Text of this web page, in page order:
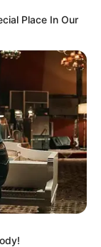
Place In Our